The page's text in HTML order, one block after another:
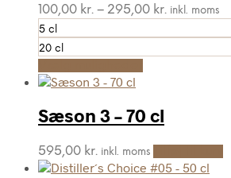
100,00 kr. – 295,00 kr. Prisinterval:
100,00 kr.
til
295,00 kr.
inkl. moms
5 cl
20 cl
Dette
flere
varianter.
kan
vælges
Sæson 3 – 70 cl
595,00 kr. inkl. moms